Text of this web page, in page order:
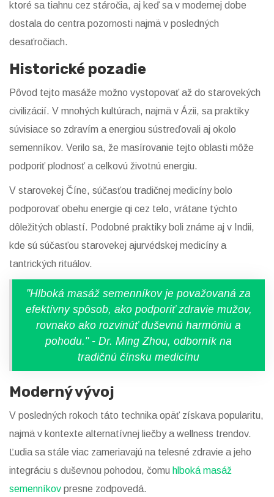
ktoré sa tiahnu cez stáročia, aj keď sa v modernej dobe
dostala do centra pozornosti najmä v posledných
desaťročiach.
Historické pozadie
Pôvod tejto masáže možno vystopovať až do starovekých
civilizácií. V mnohých kultúrach, najmä v Ázii, sa praktiky
súvisiace so zdravím a energiou sústreďovali aj okolo
semenníkov. Verilo sa, že masírovanie tejto oblasti môže
podporiť plodnosť a celkovú životnú energiu.
V starovekej Číne, súčasťou tradičnej medicíny bolo
podporovať obehu energie qi cez telo, vrátane týchto
dôležitých oblastí. Podobné praktiky boli známe aj v Indii,
kde sú súčasťou starovekej ajurvédskej medicíny a
tantrických rituálov.
"Hlboká masáž semenníkov je považovaná za
efektívny spôsob, ako podporiť zdravie mužov,
rovnako ako rozvinúť duševnú harmóniu a
pohodu." - Dr. Ming Zhou, odborník na
tradičnú čínsku medicínu
Moderný vývoj
V posledných rokoch táto technika opäť získava popularitu,
najmä v kontexte alternatívnej liečby a wellness trendov.
Ľudia sa stále viac zameriavajú na telesné zdravie a jeho
integráciu s duševnou pohodou, čomu hlboká masáž
semenníkov presne zodpovedá.